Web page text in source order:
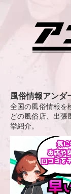
風俗情報アンダ
全国の風俗情報を
どの風俗店、出張
挙紹介。